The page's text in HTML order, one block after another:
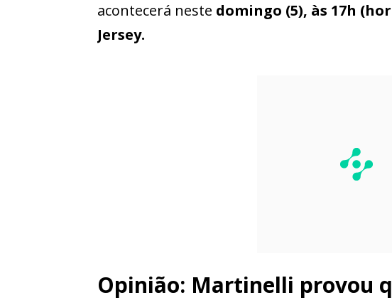
acontecerá neste domingo (5), às 17h
Jersey.
Opinião: Martinelli provou